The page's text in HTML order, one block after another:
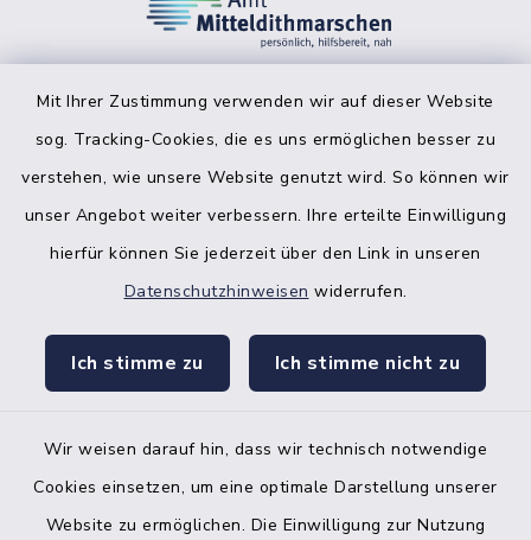
Mit Ihrer Zustimmung verwenden wir auf dieser Website
sog. Tracking-Cookies, die es uns ermöglichen besser zu
verstehen, wie unsere Website genutzt wird. So können wir
unser Angebot weiter verbessern. Ihre erteilte Einwilligung
hierfür können Sie jederzeit über den Link in unseren
Datenschutzhinweisen widerrufen.
Ich stimme zu Ich stimme nicht zu
Wir weisen darauf hin, dass wir technisch notwendige
Cookies einsetzen, um eine optimale Darstellung unserer
Website zu ermöglichen. Die Einwilligung zur Nutzung
facebook
Bankverbindung der Amtskasse
Kontakt
Datenschutz